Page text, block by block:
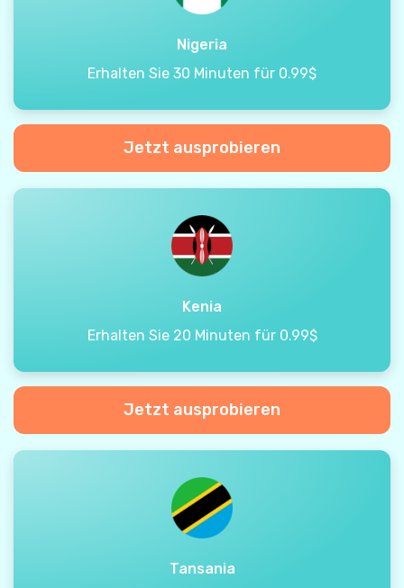
Nigeria
Erhalten Sie 30 Minuten für 0.99$
Jetzt ausprobieren
Kenia
Erhalten Sie 20 Minuten für 0.99$
Jetzt ausprobieren
Tansania